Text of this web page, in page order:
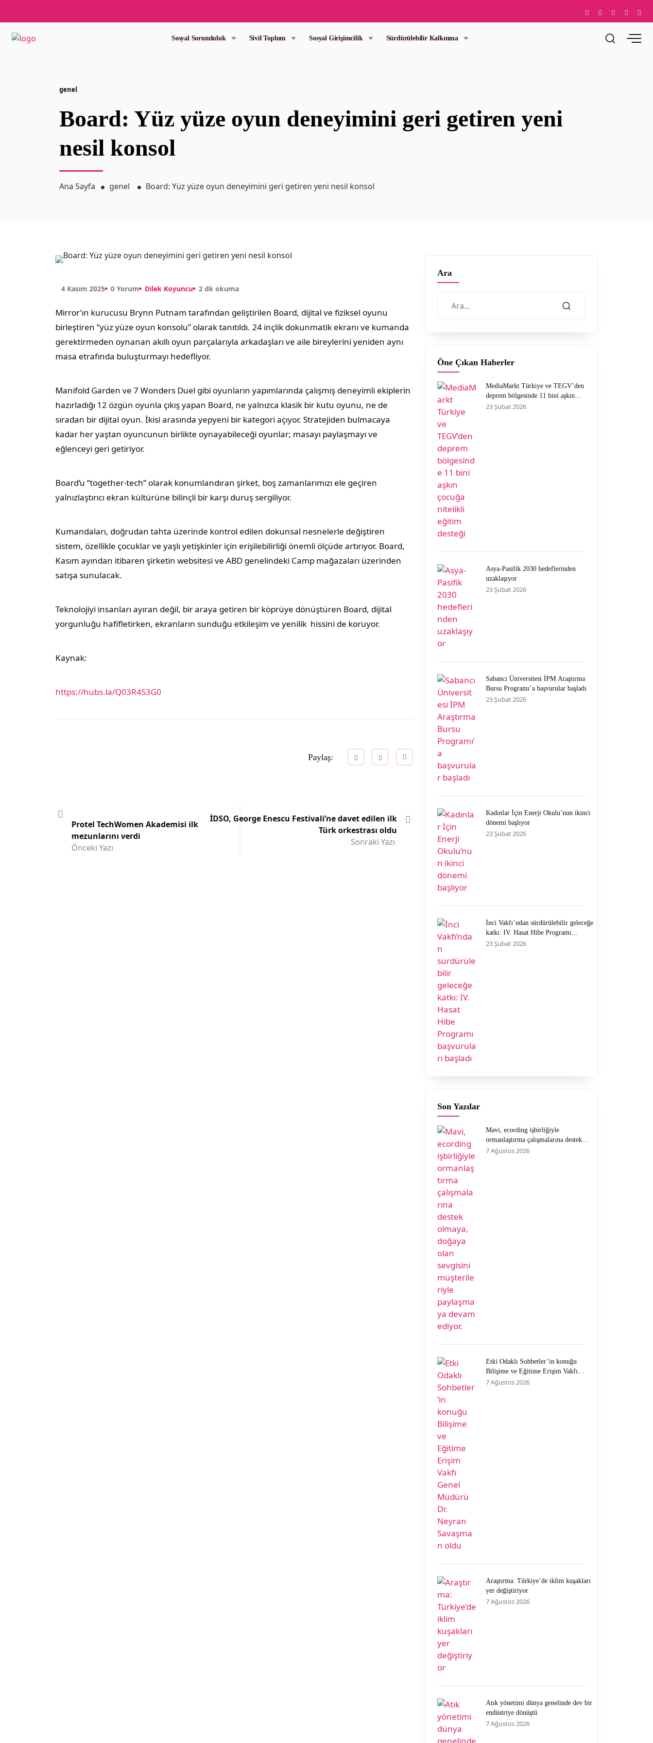
Sosyal Sorumluluk Sivil Toplum Sosyal Girişimcilik Sürdürülebilir Kalkınma
genel
Board: Yüz yüze oyun deneyimini geri getiren yeni
nesil konsol
Ana Sayfa genel Board: Yüz yüze oyun deneyimini geri getiren yeni nesil konsol
4 Kasım 2025 0 Yorum Dilek Koyuncu 2 dk okuma
Mirror’ın kurucusu Brynn Putnam tarafından geliştirilen Board, dijital ve fiziksel oyunu
birleştiren ‘’yüz yüze oyun konsolu’’ olarak tanıtıldı. 24 inçlik dokunmatik ekranı ve kumanda
gerektirmeden oynanan akıllı oyun parçalarıyla arkadaşları ve aile bireylerini yeniden aynı
masa etrafında buluşturmayı hedefliyor.
Manifold Garden ve 7 Wonders Duel gibi oyunların yapımlarında çalışmış deneyimli ekiplerin
hazırladığı 12 özgün oyunla çıkış yapan Board, ne yalnızca klasik bir kutu oyunu, ne de
sıradan bir dijital oyun. İkisi arasında yepyeni bir kategori açıyor. Stratejiden bulmacaya
kadar her yaştan oyuncunun birlikte oynayabileceği oyunlar; masayı paylaşmayı ve
eğlenceyi geri getiriyor.
Board’u ‘’together-tech’’ olarak konumlandıran şirket, boş zamanlarımızı ele geçiren
yalnızlaştırıcı ekran kültürüne bilinçli bir karşı duruş sergiliyor.
Kumandaları, doğrudan tahta üzerinde kontrol edilen dokunsal nesnelerle değiştiren
sistem, özellikle çocuklar ve yaşlı yetişkinler için erişilebilirliği önemli ölçüde artırıyor. Board,
Kasım ayından itibaren şirketin websitesi ve ABD genelindeki Camp mağazaları üzerinden
satışa sunulacak.
Teknolojiyi insanları ayıran değil, bir araya getiren bir köprüye dönüştüren Board, dijital
yorgunluğu hafifletirken, ekranların sunduğu etkileşim ve yenilik hissini de koruyor.
Kaynak:
https://hubs.la/Q03R4S3G0
Paylaş:
Protel TechWomen Akademisi ilk
mezunlarını verdi
Önceki Yazı
İDSO, George Enescu Festivali’ne davet edilen ilk
Türk orkestrası oldu
Sonraki Yazı
Ara
Öne Çıkan Haberler
MediaMarkt Türkiye ve TEGV’den
deprem bölgesinde 11 bini aşkın
çocuğa nitelikli eğitim desteği
23 Şubat 2026
Asya-Pasifik 2030 hedeflerinden
uzaklaşıyor
23 Şubat 2026
Sabancı Üniversitesi İPM Araştırma
Bursu Programı’a başvurular başladı
23 Şubat 2026
Kadınlar İçin Enerji Okulu’nun ikinci
dönemi başlıyor
23 Şubat 2026
İnci Vakfı’ndan sürdürülebilir geleceğe
katkı: IV. Hasat Hibe Programı
başvuruları başladı
23 Şubat 2026
Son Yazılar
Mavi, ecording işbirliğiyle
ormanlaştırma çalışmalarına destek
olmaya, doğaya olan sevgisini
7 Ağustos 2026
Etki Odaklı Sohbetler’in konuğu
Bilişime ve Eğitime Erişim Vakfı
Genel Müdürü Dr. Neyran Savaşman
7 Ağustos 2026
Araştırma: Türkiye’de iklim kuşakları
yer değiştiriyor
7 Ağustos 2026
Atık yönetimi dünya genelinde dev bir
endüstriye dönüştü
7 Ağustos 2026